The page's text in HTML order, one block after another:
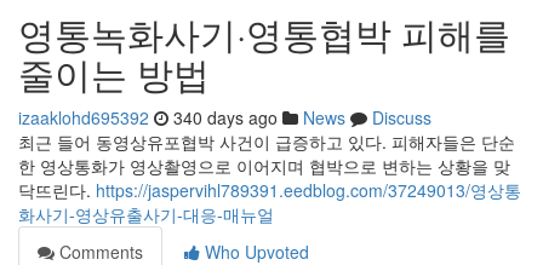
영통녹화사기·영통협박 피해를
줄이는 방법
izaaklohd695392 340 days ago News
Discuss
최근 들어 동영상유포협박 사건이 급증하고 있다. 피해자들은 단순
한 영상통화가 영상촬영으로 이어지며 협박으로 변하는 상황을 맞
닥뜨린다. https://jaspervihl789391.eedblog.com/37249013/영상통
화사기-영상유출사기-대응-매뉴얼
Comments
Who Upvoted